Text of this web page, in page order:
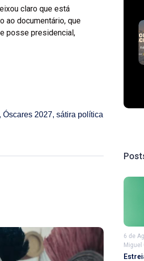
claro que está
ao documentário, que
posse presidencial,
, Óscares 2027, sátira política
6 de
Miguel